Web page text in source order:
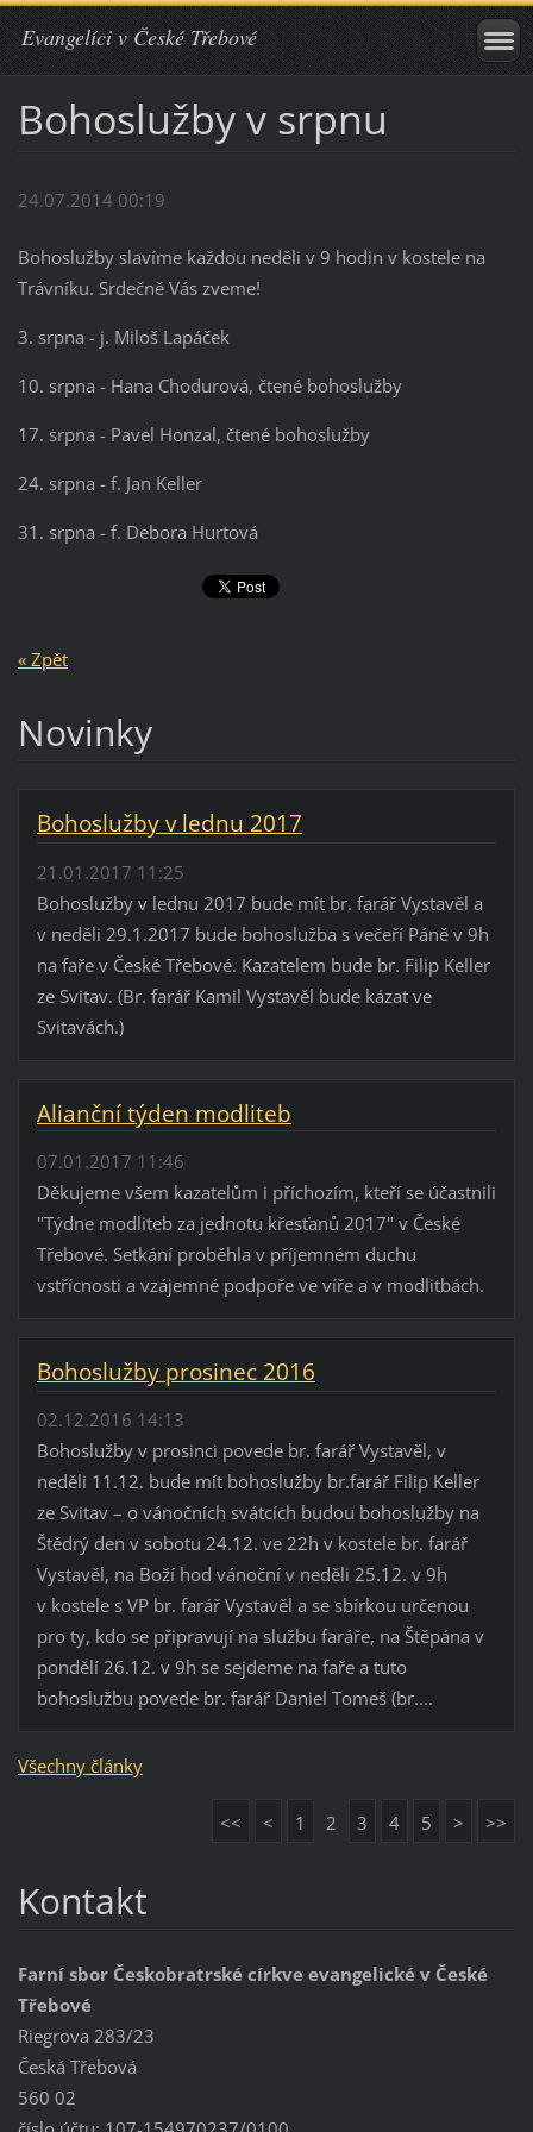
Evangelíci v České Třebové
Bohoslužby v srpnu
24.07.2014 00:19
Bohoslužby slavíme každou neděli v 9 hodin v kostele na
Trávníku. Srdečně Vás zveme!
3. srpna - j. Miloš Lapáček
10. srpna - Hana Chodurová, čtené bohoslužby
17. srpna - Pavel Honzal, čtené bohoslužby
24. srpna - f. Jan Keller
31. srpna - f. Debora Hurtová
« Zpět
Novinky
Bohoslužby v lednu 2017
21.01.2017 11:25
Bohoslužby v lednu 2017 bude mít br. farář Vystavěl a
v neděli 29.1.2017 bude bohoslužba s večeří Páně v 9h
na faře v České Třebové. Kazatelem bude br. Filip Keller
ze Svitav. (Br. farář Kamil Vystavěl bude kázat ve
Svitavách.)
Alianční týden modliteb
07.01.2017 11:46
Děkujeme všem kazatelům i příchozím, kteří se účastnili
"Týdne modliteb za jednotu křesťanů 2017" v České
Třebové. Setkání proběhla v příjemném duchu
vstřícnosti a vzájemné podpoře ve víře a v modlitbách.
Bohoslužby prosinec 2016
02.12.2016 14:13
Bohoslužby v prosinci povede br. farář Vystavěl, v
neděli 11.12. bude mít bohoslužby br.farář Filip Keller
ze Svitav – o vánočních svátcích budou bohoslužby na
Štědrý den v sobotu 24.12. ve 22h v kostele br. farář
Vystavěl, na Boží hod vánoční v neděli 25.12. v 9h
v kostele s VP br. farář Vystavěl a se sbírkou určenou
pro ty, kdo se připravují na službu faráře, na Štěpána v
pondělí 26.12. v 9h se sejdeme na faře a tuto
bohoslužbu povede br. farář Daniel Tomeš (br....
Všechny články
<< < 1 2 3 4 5 > >>
Kontakt
Farní sbor Českobratrské církve evangelické v České
Třebové
Riegrova 283/23
Česká Třebová
560 02